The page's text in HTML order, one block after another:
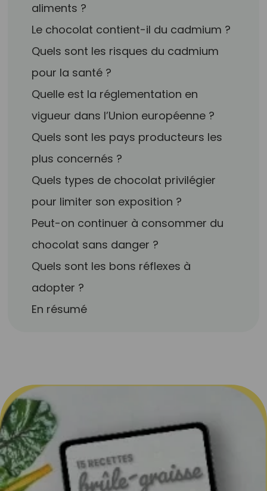
aliments ?
Le chocolat contient-il du cadmium ?
Quels sont les risques du cadmium
pour la santé ?
Quelle est la réglementation en
vigueur dans l’Union européenne ?
Quels sont les pays producteurs les
plus concernés ?
Quels types de chocolat privilégier
pour limiter son exposition ?
Peut-on continuer à consommer du
chocolat sans danger ?
Quels sont les bons réflexes à
adopter ?
En résumé